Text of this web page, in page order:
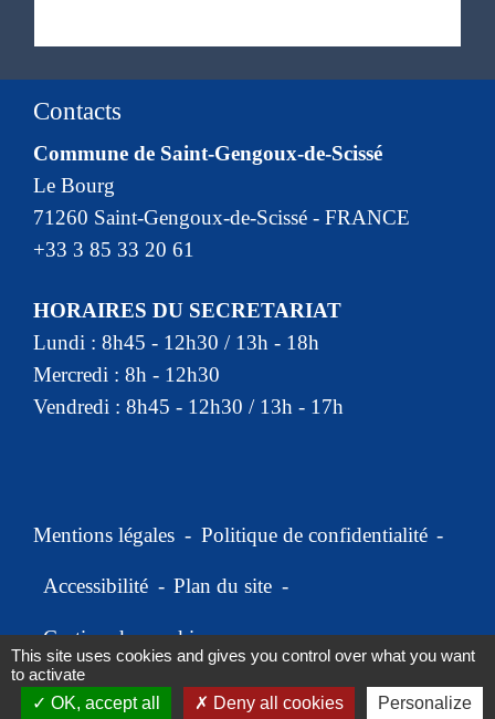
Contacts
Commune de Saint-Gengoux-de-Scissé
Le Bourg
71260 Saint-Gengoux-de-Scissé - FRANCE
+33 3 85 33 20 61
HORAIRES DU SECRETARIAT
Lundi : 8h45 - 12h30 / 13h - 18h
Mercredi : 8h - 12h30
Vendredi : 8h45 - 12h30 / 13h - 17h
Mentions légales - Politique de confidentialité -
Accessibilité - Plan du site -
Gestion des cookies
Site créé en partenariat avec Réseau des Communes
This site uses cookies and gives you control over what you want
to activate
OK, accept all
Deny all cookies Personalize